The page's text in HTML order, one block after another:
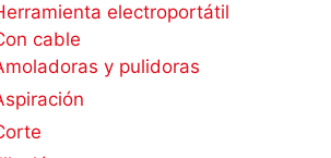
electroportátil
cable
y pulidoras